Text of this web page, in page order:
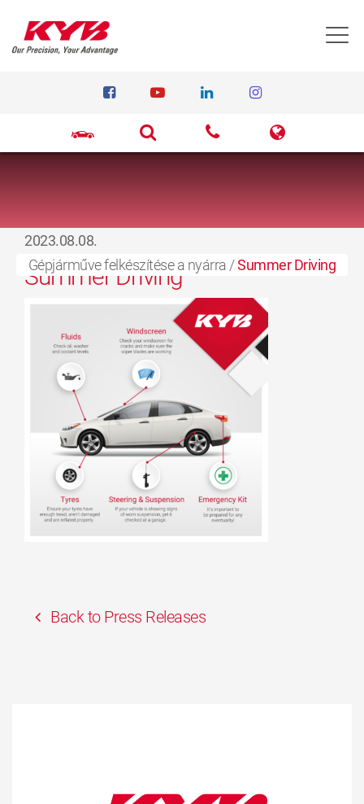
Gépjárműve felkészítése a nyárra /Summer Driving
2023.08.08.
Summer Driving
Back to Press Releases